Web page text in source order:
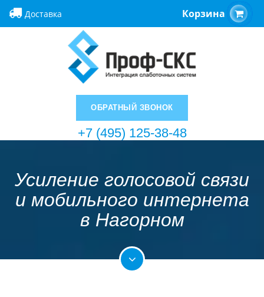
Доставка Корзина
ОБРАТНЫЙ ЗВОНОК
+7 (495) 125-38-48
Усиление голосовой связи
и мобильного интернета
в Нагорном